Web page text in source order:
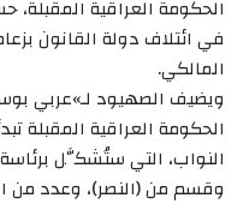
الحكومة العراقية
في ائتلاف دولة القانون
المالكي.
ويضيف الصهيود لـ»عربي
الحكومة العراقية المقبلة
النواب، التي ستُشكَّل
وقسم من (النصر)، وعدد من